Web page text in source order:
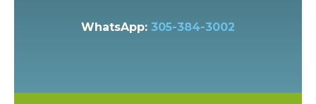
WhatsApp: 305-384-3002